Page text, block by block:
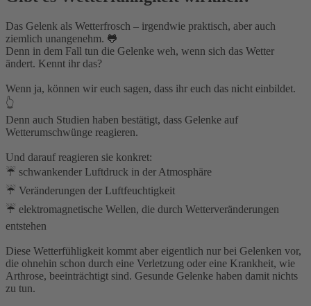
Das Gelenk als Wetterfrosch – irgendwie praktisch, aber auch
ziemlich unangenehm. 🐸⁣
Denn in dem Fall tun die Gelenke weh, wenn sich das Wetter
ändert. Kennt ihr das?⁣
Wenn ja, können wir euch sagen, dass ihr euch das nicht einbildet.
👆⁣
Denn auch Studien haben bestätigt, dass Gelenke auf
Wetterumschwünge reagieren.⁣
Und darauf reagieren sie konkret:⁣
☔ schwankender Luftdruck in der Atmosphäre⁣
☔ Veränderungen der Luftfeuchtigkeit⁣
☔ elektromagnetische Wellen, die durch Wetterveränderungen
entstehen⁣
Diese Wetterfühligkeit kommt aber eigentlich nur bei Gelenken vor,
die ohnehin schon durch eine Verletzung oder eine Krankheit, wie
Arthrose, beeinträchtigt sind. Gesunde Gelenke haben damit nichts
zu tun.⁣